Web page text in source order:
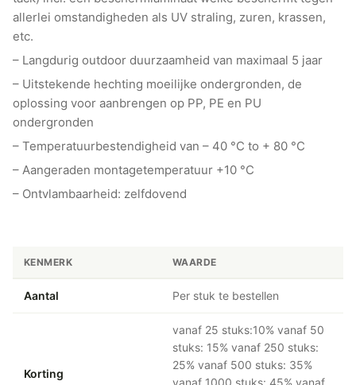
allerlei omstandigheden als UV straling, zuren, krassen,
etc.
– Langdurig outdoor duurzaamheid van maximaal 5 jaar
– Uitstekende hechting moeilijke ondergronden, de
oplossing voor aanbrengen op PP, PE en PU
ondergronden
– Temperatuurbestendigheid van – 40 °C to + 80 °C
– Aangeraden montagetemperatuur +10 °C
– Ontvlambaarheid: zelfdovend
KENMERK WAARDE
Aantal Per stuk te bestellen
Korting
vanaf 25 stuks:10% vanaf 50
stuks: 15% vanaf 250 stuks:
25% vanaf 500 stuks: 35%
vanaf 1000 stuks: 45% vanaf